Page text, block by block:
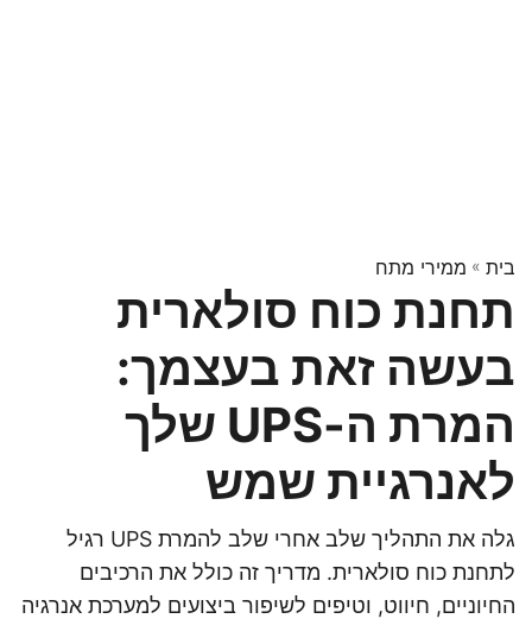
בית » ממירי מתח
תחנת כוח סולארית
בעשה זאת בעצמך:
המרת ה-UPS שלך
לאנרגיית שמש
גלה את התהליך שלב אחרי שלב להמרת UPS רגיל
לתחנת כוח סולארית. מדריך זה כולל את הרכיבים
החיוניים, חיווט, וטיפים לשיפור ביצועים למערכת אנרגיה